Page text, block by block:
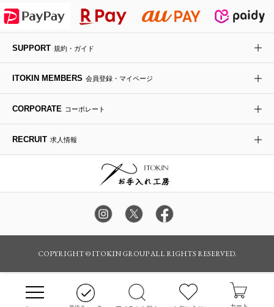
HIROKO KOSHINO
デニムジャケット
ダウンジャケット・コート
手袋
チャーム・ストラップ
その他のグッズ・小物
ボディバッグ・メッセンジャーバッグ
トラベルバッグ
ローファー
ドレスシューズ
ラナンキュラス
ポプリアレンジ＆フレグランス
SUPPORT 規約・ガイド
ITOKIN MEMBERS 会員登録・マイページ
CORPORATE コーポレート
RECRUIT 求人情報
COPYRIGHT © ITOKIN GROUP ALL RIGHTS RESERVED.